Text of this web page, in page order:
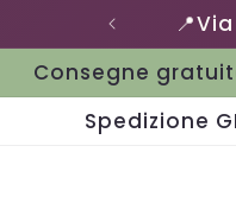
Consegne
Spedizione